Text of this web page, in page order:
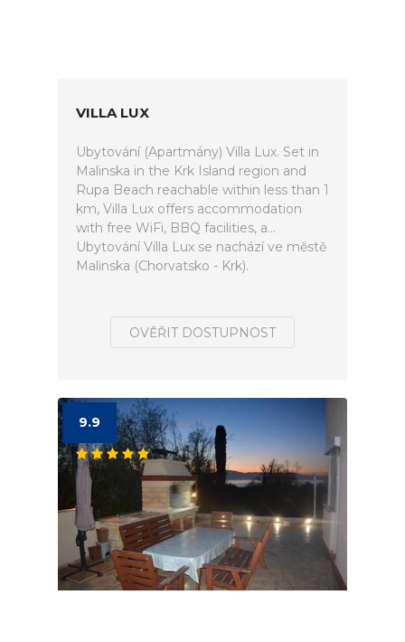
VILLA LUX
Ubytování (Apartmány) Villa Lux. Set in
Malinska in the Krk Island region and
Rupa Beach reachable within less than 1
km, Villa Lux offers accommodation
with free WiFi, BBQ facilities, a...
Ubytování Villa Lux se nachází ve městě
Malinska (Chorvatsko - Krk).
OVĚŘIT DOSTUPNOST
9.9